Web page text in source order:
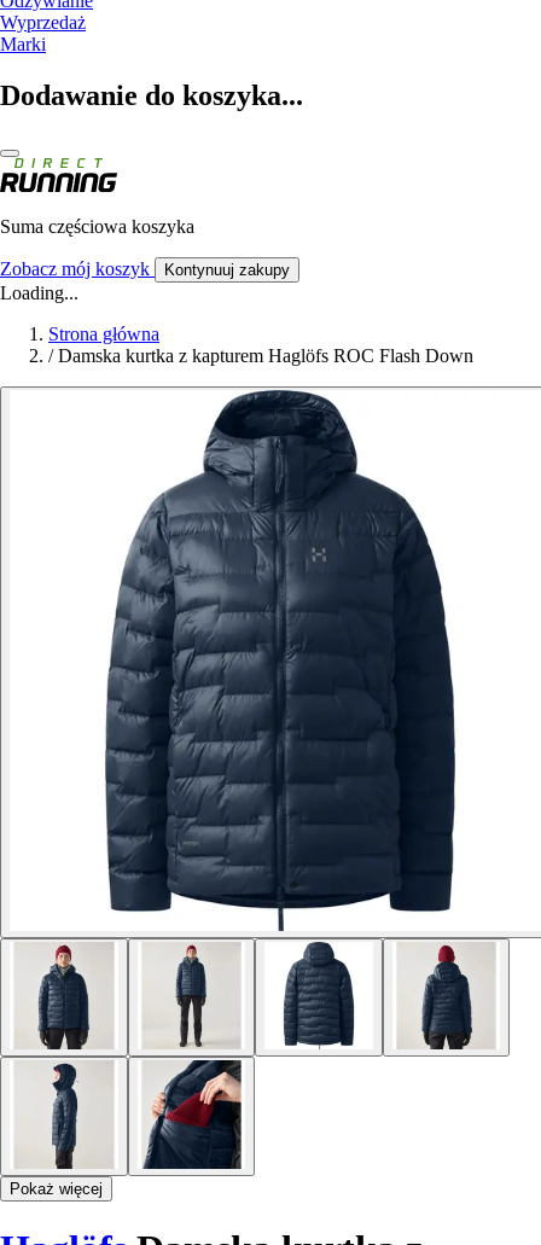
Wyprzedaż
Marki
Dodawanie do koszyka...
Suma częściowa koszyka
Zobacz mój koszyk Kontynuuj zakupy
Loading...
Strona główna
/ Damska kurtka z kapturem Haglöfs ROC Flash Down
Pokaż więcej